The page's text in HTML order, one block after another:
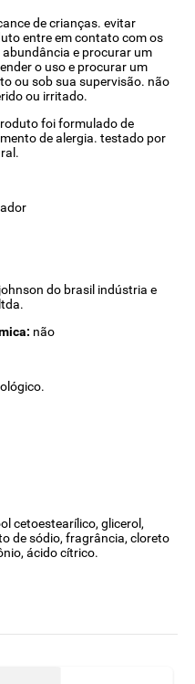
de crianças. evitar
entre em contato com os
e procurar um
o uso e procurar um
ou sob sua supervisão. não
ou irritado.
foi formulado de
de alergia. testado por
do brasil indústria e
não
cetoestearílico, glicerol,
de sódio, fragrância, cloreto
ácido cítrico.